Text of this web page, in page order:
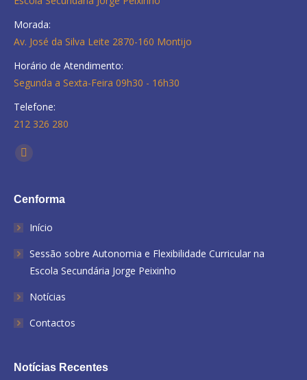
Morada:
Av. José da Silva Leite 2870-160 Montijo
Horário de Atendimento:
Segunda a Sexta-Feira 09h30 - 16h30
Telefone:
212 326 280
Find us on:
Facebook
Cenforma
Início
Sessão sobre Autonomia e Flexibilidade Curricular na
Escola Secundária Jorge Peixinho
Notícias
Contactos
Notícias Recentes